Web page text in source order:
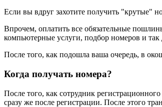
Если вы вдруг захотите получить "крутые"
Впрочем, оплатить все обязательные
компьютерные услуги, подбор номеров и так
После того, как подошла ваша очередь, в
Когда получать номера?
После того, как сотрудник
сразу же после регистрации. После этого